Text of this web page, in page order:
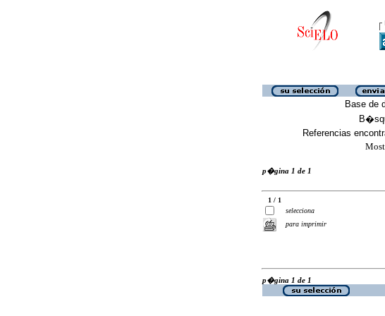
Base de
Referencias
p�gina 1 de 1
1 / 1
selecciona
para imprimir
p�gina 1 de 1